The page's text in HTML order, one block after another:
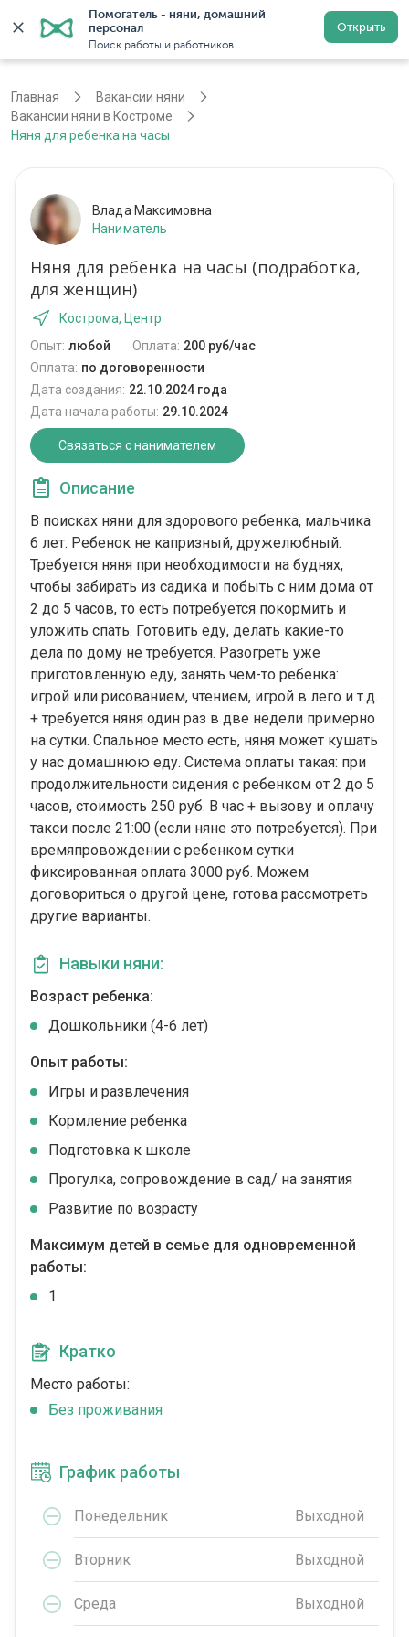
Помогатель - няни, домашний
персонал
Поиск работы и работников
Открыть
Регистрация
Главная
Вакансии няни
Вакансии няни в Костроме
Няня для ребенка на часы
Влада Максимовна
Наниматель
Няня для ребенка на часы (подработка,
для женщин)
Кострома, Центр
Опыт: любой Оплата: 200 руб/час
Оплата: по договоренности
Дата создания: 22.10.2024 года
Дата начала работы: 29.10.2024
Связаться с нанимателем
Описание
В поисках няни для здорового ребенка, мальчика
6 лет. Ребенок не капризный, дружелюбный.
Требуется няня при необходимости на буднях,
чтобы забирать из садика и побыть с ним дома от
2 до 5 часов, то есть потребуется покормить и
уложить спать. Готовить еду, делать какие-то
дела по дому не требуется. Разогреть уже
приготовленную еду, занять чем-то ребенка:
игрой или рисованием, чтением, игрой в лего и т.д.
+ требуется няня один раз в две недели примерно
на сутки. Спальное место есть, няня может кушать
у нас домашнюю еду. Система оплаты такая: при
продолжительности сидения с ребенком от 2 до 5
часов, стоимость 250 руб. В час + вызову и оплачу
такси после 21:00 (если няне это потребуется). При
времяпровождении с ребенком сутки
фиксированная оплата 3000 руб. Можем
договориться о другой цене, готова рассмотреть
другие варианты.
Навыки няни:
Возраст ребенка:
Дошкольники (4-6 лет)
Опыт работы:
Игры и развлечения
Кормление ребенка
Подготовка к школе
Прогулка, сопровождение в сад/ на занятия
Развитие по возрасту
Максимум детей в семье для одновременной
работы:
1
Кратко
Место работы:
Без проживания
График работы
Понедельник Выходной
Вторник Выходной
Среда Выходной